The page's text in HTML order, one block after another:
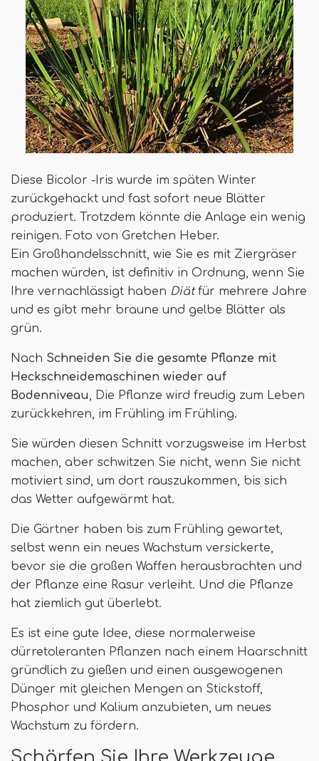
Diese Bicolor -Iris wurde im späten Winter
zurückgehackt und fast sofort neue Blätter
produziert. Trotzdem könnte die Anlage ein wenig
reinigen. Foto von Gretchen Heber.
Ein Großhandelsschnitt, wie Sie es mit Ziergräser
machen würden, ist definitiv in Ordnung, wenn Sie
Ihre vernachlässigt haben Diätfür mehrere Jahre
und es gibt mehr braune und gelbe Blätter als
grün.
Nach Schneiden Sie die gesamte Pflanze mit
Heckschneidemaschinen wieder auf
Bodenniveau, Die Pflanze wird freudig zum Leben
zurückkehren, im Frühling im Frühling.
Sie würden diesen Schnitt vorzugsweise im Herbst
machen, aber schwitzen Sie nicht, wenn Sie nicht
motiviert sind, um dort rauszukommen, bis sich
das Wetter aufgewärmt hat.
Die Gärtner haben bis zum Frühling gewartet,
selbst wenn ein neues Wachstum versickerte,
bevor sie die großen Waffen herausbrachten und
der Pflanze eine Rasur verleiht. Und die Pflanze
hat ziemlich gut überlebt.
Es ist eine gute Idee, diese normalerweise
dürretoleranten Pflanzen nach einem Haarschnitt
gründlich zu gießen und einen ausgewogenen
Dünger mit gleichen Mengen an Stickstoff,
Phosphor und Kalium anzubieten, um neues
Wachstum zu fördern.